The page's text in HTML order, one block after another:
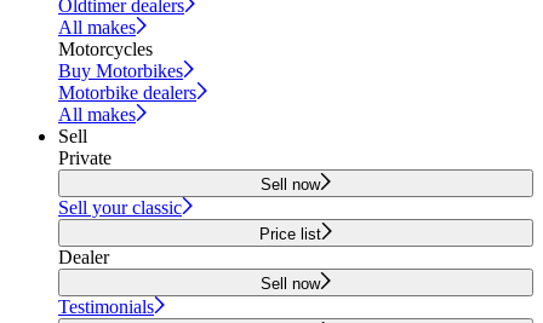
Oldtimer dealers
All makes
Motorcycles
Buy Motorbikes
Motorbike dealers
All makes
Sell
Private
Sell now
Sell your classic
Price list
Dealer
Sell now
Testimonials